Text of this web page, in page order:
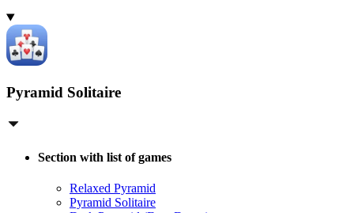
Pyramid Solitaire
Section with list of games
Relaxed Pyramid
Pyramid Solitaire